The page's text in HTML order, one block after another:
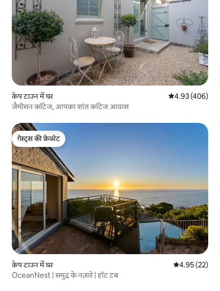
केप टाउन में घर औसत रेटिंग 5 में से
4.93 (406)
जैमीसन कॉटेज, आपका शांत कॉटेज आवास
गेस्ट्स की फ़ेवरेट
गेस्ट्स की फ़ेवरेट
केप टाउन में घर औसत रेटिंग 5 में
4.95 (22)
OceanNest | समुद्र के नज़ारे | हॉट टब